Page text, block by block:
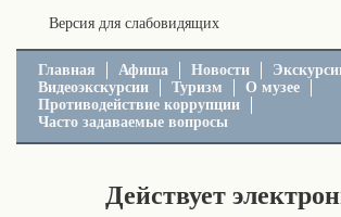
Версия для слабовидящих
Главная Афиша Новости
Видеоэкскурсии
Туризм
О музее
Противодействие коррупции
Часто задаваемые вопросы
Действует